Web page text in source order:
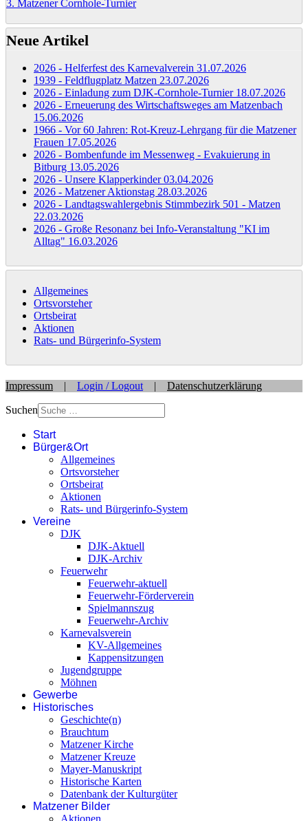
3. Matzener Cornhole-Turnier
Neue Artikel
2026 - Helferfest des Karnevalverein 31.07.2026
1939 - Feldflugplatz Matzen 23.07.2026
2026 - Einladung zum DJK-Cornhole-Turnier 18.07.2026
2026 - Erneuerung des Wirtschaftsweges am Matzenbach
15.06.2026
1966 - Vor 60 Jahren: Rot-Kreuz-Lehrgang für die Matzener
Frauen 17.05.2026
2026 - Bombenfunde im Messenweg - Evakuierung in
Bitburg 13.05.2026
2026 - Unsere Klapperkinder03.04.2026
2026 - Matzener Aktionstag 28.03.2026
2026 - Landtagswahlergebnis Stimmbezirk 501 - Matzen
22.03.2026
2026 - Große Resonanz bei Info-Veranstaltung "KI im
Alltag" 16.03.2026
Allgemeines
Ortsvorsteher
Ortsbeirat
Aktionen
Rats- und Bürgerinfo-System
Impressum | Login / Logout | Datenschutzerklärung
Suchen
Start
Bürger&Ort
Allgemeines
Ortsvorsteher
Ortsbeirat
Aktionen
Rats- und Bürgerinfo-System
Vereine
DJK
DJK-Aktuell
DJK-Archiv
Feuerwehr
Feuerwehr-aktuell
Feuerwehr-Förderverein
Spielmannszug
Feuerwehr-Archiv
Karnevalsverein
KV-Allgemeines
Kappensitzungen
Jugendgruppe
Möhnen
Gewerbe
Historisches
Geschichte(n)
Brauchtum
Matzener Kirche
Matzener Kreuze
Mayer-Manuskript
Historische Karten
Datenbank der Kulturgüter
Matzener Bilder
Aktionen